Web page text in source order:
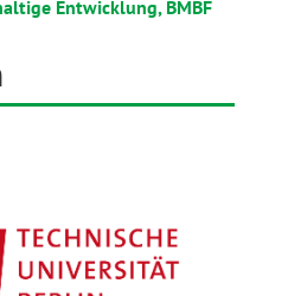
Entwicklung, BMBF